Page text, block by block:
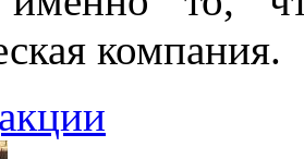
компания.